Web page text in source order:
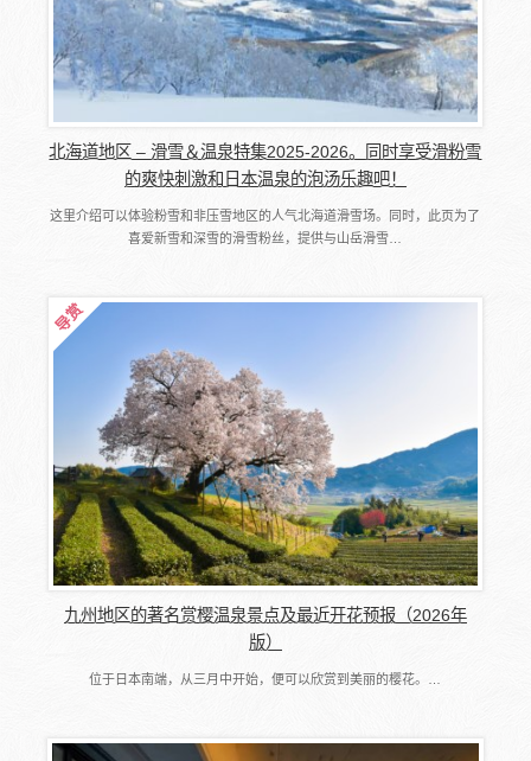
北海道地区 – 滑雪＆温泉特集2025-2026。同时享受滑粉雪
的爽快刺激和日本温泉的泡汤乐趣吧！
这里介绍可以体验粉雪和非压雪地区的人气北海道滑雪场。同时，此页为了
喜爱新雪和深雪的滑雪粉丝，提供与山岳滑雪…
九州地区的著名赏樱温泉景点及最近开花预报（2026年
版）
位于日本南端，从三月中开始，便可以欣赏到美丽的樱花。…